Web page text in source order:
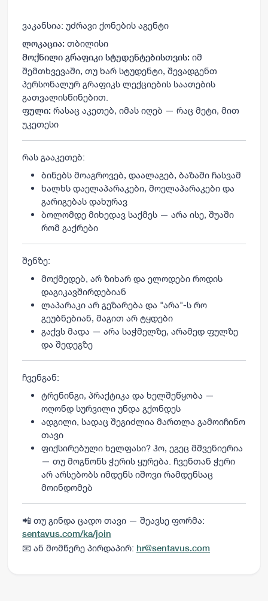
ვაკანსია: უძრავი ქონების აგენტი
ლოკაცია: თბილისი
მოქნილი გრაფიკი სტუდენტებისთვის: იმ
შემთხვევაში, თუ ხარ სტუდენტი, შევადგენთ
პერსონალურ გრაფიკს ლექციების საათების
გათვალისწინებით.
ფული: რასაც აკეთებ, იმას იღებ — რაც მეტი, მით
უკეთესი
რას გააკეთებ:
ბინებს მოაგროვებ, დაალაგებ, ბაზაში ჩასვამ
ხალხს დაელაპარაკები, მოელაპარაკები და
გარიგებას დახურავ
ბოლომდე მიხედავ საქმეს — არა ისე, შუაში
რომ გაქრები
შენზე:
მოქმედებ, არ ზიხარ და ელოდები როდის
დაგიკავშირდებიან
ლაპარაკი არ გეზარება და "არა"-ს რო
გეუბნებიან, მაგით არ ტყდები
გაქვს მადა — არა საჭმელზე, არამედ ფულზე
და შედეგზე
ჩვენგან:
ტრენინგი, პრაქტიკა და ხელშეწყობა —
ოღონდ სურვილი უნდა გქონდეს
ადგილი, სადაც შეგიძლია მართლა გამოიჩინო
თავი
ფიქსირებული ხელფასი? ჰო, ეგეც მშვენიერია
— თუ მოგწონს ჭერის ყურება. ჩვენთან ჭერი
არ არსებობს იმდენს იშოვი რამდენსაც
მოინდომებ
📲 თუ გინდა ცადო თავი — შეავსე ფორმა:
sentavus.com/ka/join
📧 ან მომწერე პირდაპირ: hr@sentavus.com